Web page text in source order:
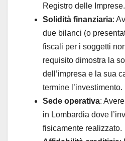
Registro delle Imprese.
Solidità finanziaria:
due bilanci (o
fiscali per i soggetti
requisito dimostra la
dell’impresa e la sua
termine l’investimento.
Sede operativa:
in Lombardia dove
fisicamente realizzato.